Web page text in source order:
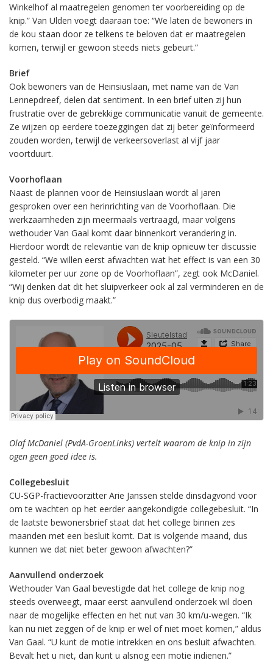
Winkelhof al maatregelen genomen ter voorbereiding op de
knip.” Van Ulden voegt daaraan toe: “We laten de bewoners in
de kou staan door ze telkens te beloven dat er maatregelen
komen, terwijl er gewoon steeds niets gebeurt.”
Brief
Ook bewoners van de Heinsiuslaan, met name van de Van
Lennepdreef, delen dat sentiment. In een brief uiten zij hun
frustratie over de gebrekkige communicatie vanuit de gemeente.
Ze wijzen op eerdere toezeggingen dat zij beter geïnformeerd
zouden worden, terwijl de verkeersoverlast al vijf jaar
voortduurt.
Voorhoflaan
Naast de plannen voor de Heinsiuslaan wordt al jaren
gesproken over een herinrichting van de Voorhoflaan. Die
werkzaamheden zijn meermaals vertraagd, maar volgens
wethouder Van Gaal komt daar binnenkort verandering in.
Hierdoor wordt de relevantie van de knip opnieuw ter discussie
gesteld. “We willen eerst afwachten wat het effect is van een 30
kilometer per uur zone op de Voorhoflaan”, zegt ook McDaniel.
“Wij denken dat dit het sluipverkeer ook al zal verminderen en de
knip dus overbodig maakt.”
Olaf McDaniel (PvdA-GroenLinks) vertelt waarom de knip in zijn
ogen geen goed idee is.
Collegebesluit
CU-SGP-fractievoorzitter Arie Janssen stelde dinsdagvond voor
om te wachten op het eerder aangekondigde collegebesluit. “In
de laatste bewonersbrief staat dat het college binnen zes
maanden met een besluit komt. Dat is volgende maand, dus
kunnen we dat niet beter gewoon afwachten?”
Aanvullend onderzoek
Wethouder Van Gaal bevestigde dat het college de knip nog
steeds overweegt, maar eerst aanvullend onderzoek wil doen
naar de mogelijke effecten en het nut van 30 km/u-wegen. “Ik
kan nu niet zeggen of de knip er wel of niet moet komen,” aldus
Van Gaal. “U kunt de motie intrekken en ons besluit afwachten.
Bevalt het u niet, dan kunt u alsnog een motie indienen.”